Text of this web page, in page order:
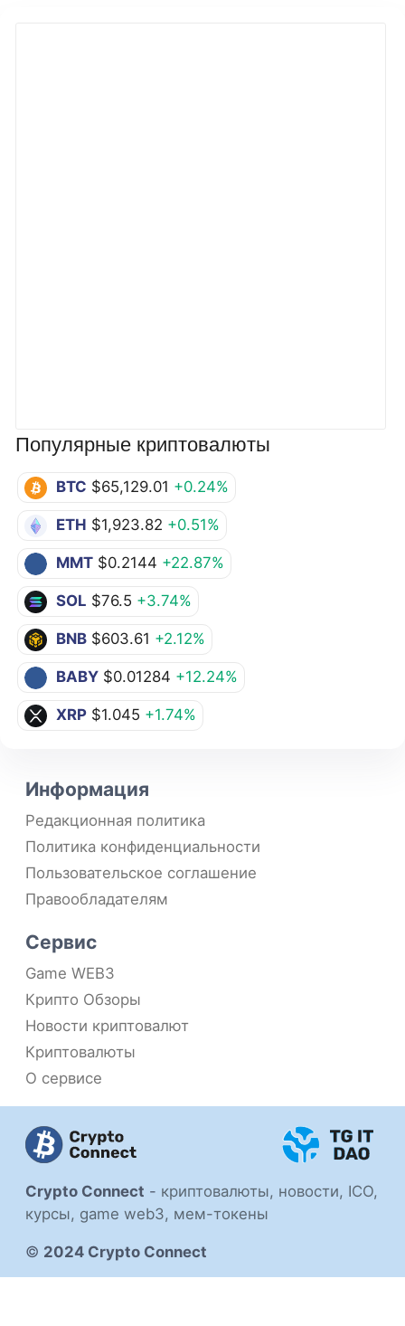
Популярные криптовалюты
BTC $65,129.01 +0.24%
ETH $1,923.82 +0.51%
MMT $0.2144 +22.87%
SOL $76.5 +3.74%
BNB $603.61 +2.12%
BABY $0.01284 +12.24%
XRP $1.045 +1.74%
Crypto Connect - криптовалюты, новости, ICO,
курсы, game web3, мем-токены
© 2024 Crypto Connect
Информация
Редакционная политика
Политика конфиденциальности
Пользовательское соглашение
Правообладателям
Сервис
Game WEB3
Крипто Обзоры
Новости криптовалют
Криптовалюты
О сервисе